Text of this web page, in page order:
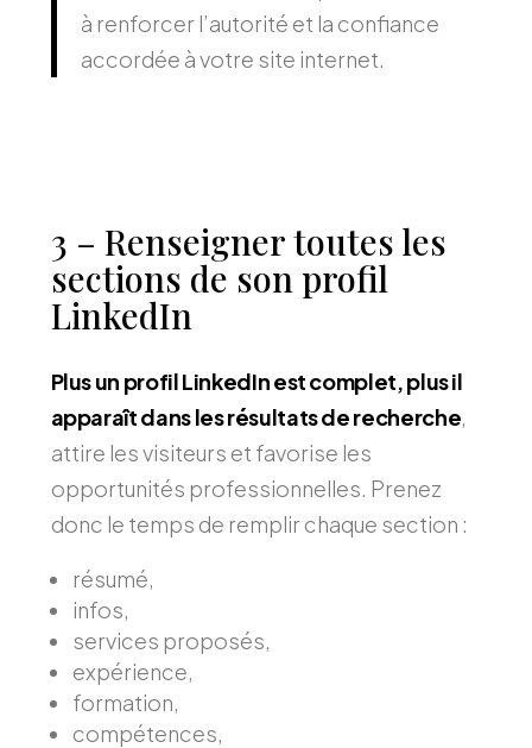
à renforcer l’autorité et la confiance
accordée à votre site internet.
3 – Renseigner toutes les
sections de son profil
LinkedIn
Plus un profil LinkedIn est complet, plus il
apparaît dans les résultats de recherche,
attire les visiteurs et favorise les
opportunités professionnelles. Prenez
donc le temps de remplir chaque section :
résumé,
infos,
services proposés,
expérience,
formation,
compétences,